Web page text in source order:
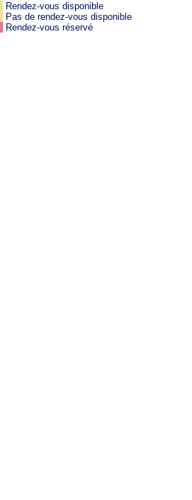
Rendez-vous disponible
Pas de rendez-vous disponible
Rendez-vous réservé